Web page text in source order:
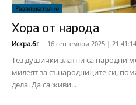
Развлекателно
Хора от народа
Искра.бг - 16 септември 2025 | 21:41:14
Тез душички златни са народни
милеят за сънародниците си,
дела. Да са живи...